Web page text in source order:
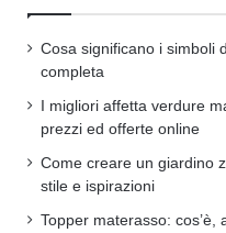
Cosa significano i simboli
completa
I migliori affetta verdure
prezzi ed offerte online
Come creare un giardino
stile e ispirazioni
Topper materasso: